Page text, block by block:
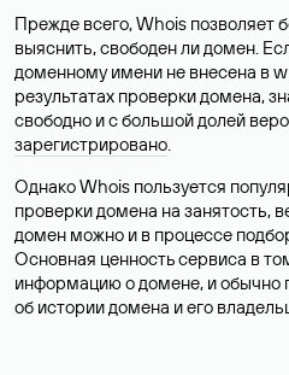
Прежде всего, Whois позволяет
выяснить, свободен ли домен.
доменному имени не внесена в
результатах проверки домена,
свободно и с большой долей
зарегистрировано.
Однако Whois пользуется
проверки домена на занятость,
домен можно и в процессе
Основная ценность сервиса в
информацию о домене, и обычно
об истории домена и его